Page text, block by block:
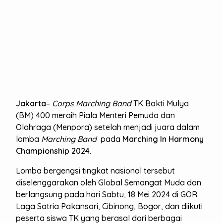
Jakarta– Corps Marching BandTK Bakti Mulya
(BM) 400 meraih Piala Menteri Pemuda dan
Olahraga (Menpora) setelah menjadi juara dalam
lomba Marching Bandpada Marching In Harmony
Championship 2024.
Lomba bergengsi tingkat nasional tersebut
diselenggarakan oleh Global Semangat Muda dan
berlangsung pada hari Sabtu, 18 Mei 2024 di GOR
Laga Satria Pakansari, Cibinong, Bogor, dan diikuti
peserta siswa TK yang berasal dari berbagai